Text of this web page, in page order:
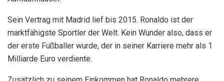
behauptete eine Quelle, er habe insgesamt 120 Millionen
Euro verdient.
4. Jack Nicklaus
Jack Nicklaus
ist ein pensionierter amerikanischer